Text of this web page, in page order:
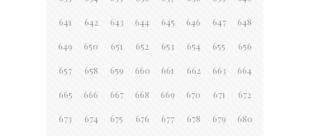
641 642 643 644 645 646 647 648
649 650 651 652 653 654 655 656
657 658 659 660 661 662 663 664
665 666 667 668 669 670 671 672
673 674 675 676 677 678 679 680